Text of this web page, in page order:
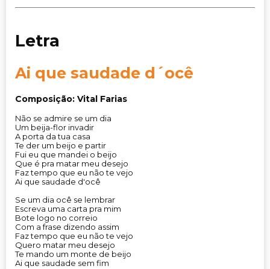
Letra
Ai que saudade d´ocê
Composição: Vital Farias
Não se admire se um dia
Um beija-flor invadir
A porta da tua casa
Te der um beijo e partir
Fui eu que mandei o beijo
Que é pra matar meu desejo
Faz tempo que eu não te vejo
Ai que saudade d'ocê
Se um dia ocê se lembrar
Escreva uma carta pra mim
Bote logo no correio
Com a frase dizendo assim
Faz tempo que eu não te vejo
Quero matar meu desejo
Te mando um monte de beijo
Ai que saudade sem fim